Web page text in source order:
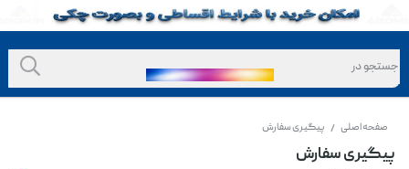
صفحه اصلی / پیگیری سفارش
پیگیری سفارش